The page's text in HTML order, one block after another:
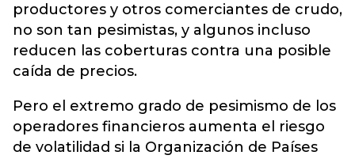
productores y otros comerciantes de crudo,
no son tan pesimistas, y algunos incluso
reducen las coberturas contra una posible
caída de precios.
Pero el extremo grado de pesimismo de los
operadores financieros aumenta el riesgo
de volatilidad si la Organización de Países